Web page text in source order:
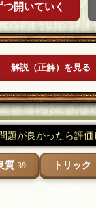
開いていく
解説（正解）を見る
題が良かったら評価
質 39 トリック